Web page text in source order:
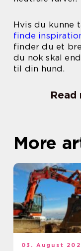
Hvis du kunne
finde
finder du et
du nok skal
til din hund.
Read
More
03. August